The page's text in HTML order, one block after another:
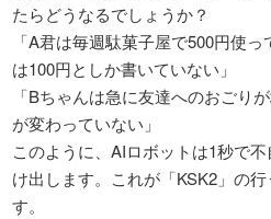
たらどうなるでしょうか？
「A君は毎週駄菓子屋で500円使
は100円としか書いていない」
「Bちゃんは急に友達へのおごり
が変わっていない」
このように、AIロボットは1秒で
け出します。これが「KSK2」の
す。